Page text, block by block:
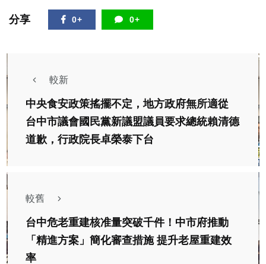
分享 0+ 0+
較新
中央食安政策搖擺不定，地方政府無所適從
台中市議會國民黨新議盟議員要求總統賴清德
道歉，行政院長卓榮泰下台
較舊
台中危老重建核准量突破千件！中市府推動
「精進方案」簡化審查措施 提升老屋重建效
率